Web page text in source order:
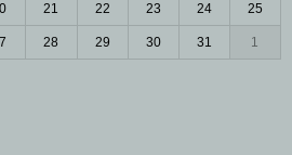
21 22 23 24 25
28 29 30 31 1